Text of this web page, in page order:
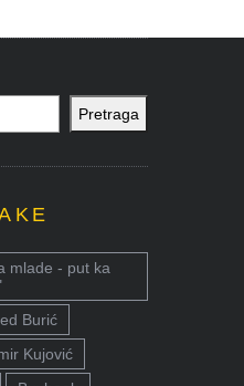
Pretraga
mlade - put ka
Burić
Kujović